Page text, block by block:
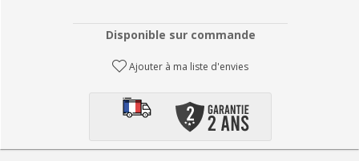
Disponible sur commande
Ajouter à ma liste d'envies